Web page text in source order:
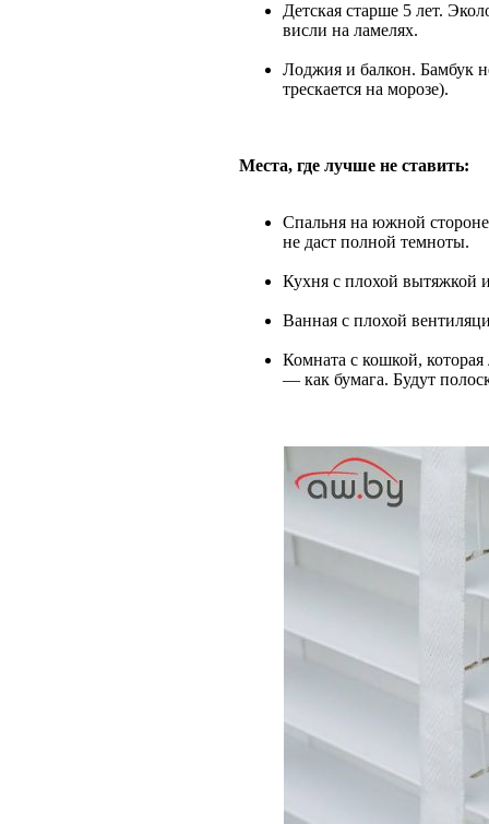
Детская старше 5 лет.
висли на ламелях.
Лоджия и балкон. Бамбук
трескается на морозе).
Места, где лучше не ставить:
Спальня на южной
не даст полной темноты.
Кухня с плохой вытяжкой
Ванная с плохой
Комната с кошкой,
— как бумага. Будут